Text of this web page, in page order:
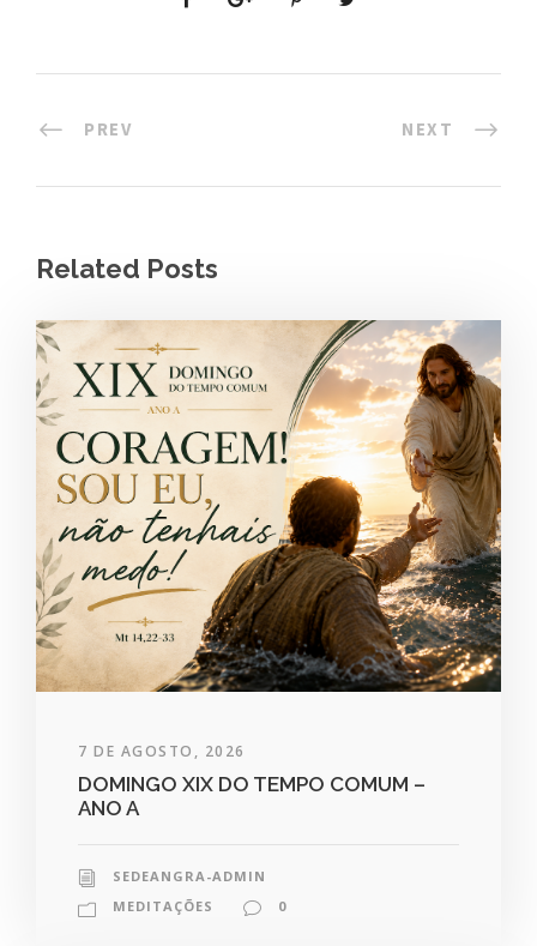
PREV NEXT
Related Posts
7 DE AGOSTO, 2026
DOMINGO XIX DO TEMPO COMUM –
ANO A
SEDEANGRA-ADMIN
MEDITAÇÕES
0